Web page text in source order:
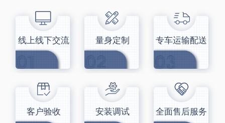
线上线下交流 量身定制 专车运输配送
客户验收 安装调试 全面售后服务